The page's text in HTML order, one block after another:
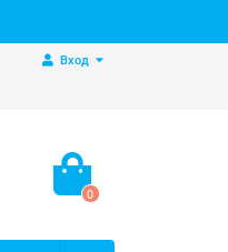
Вход
0